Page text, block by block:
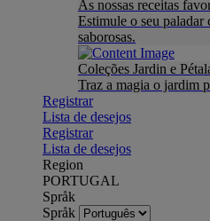
As nossas receitas
Estimule o seu paladar
saborosas.
Coleções Jardin e
Traz a magia o jardim
Registrar
Lista de desejos
Registrar
Lista de desejos
Region
PORTUGAL
Språk
Språk